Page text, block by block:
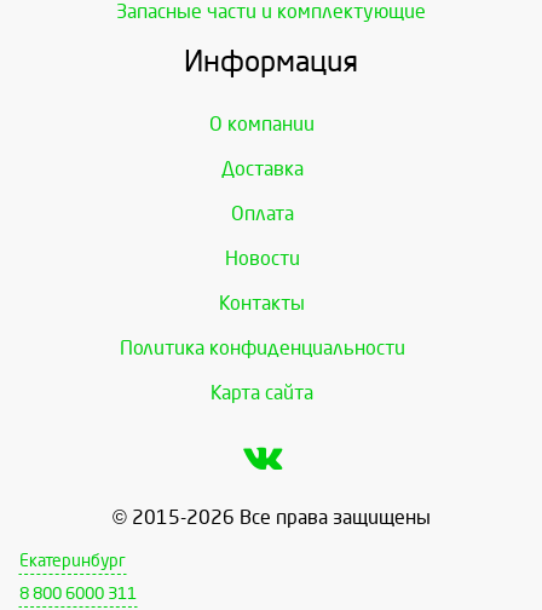
Запасные части и комплектующие
Информация
О компании
Доставка
Оплата
Новости
Контакты
Политика конфиденциальности
Карта сайта
© 2015-2026 Все права защищены
Екатеринбург
8 800 6000 311